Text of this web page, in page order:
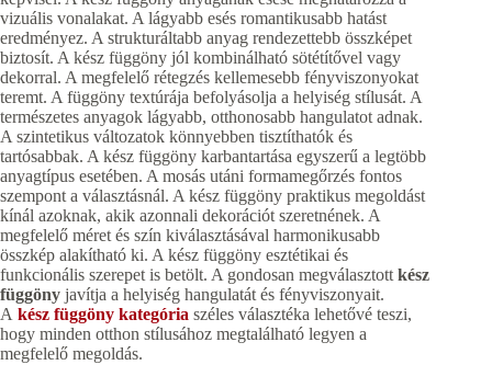
vizuális vonalakat. A lágyabb esés romantikusabb hatást
eredményez. A strukturáltabb anyag rendezettebb összképet
biztosít. A kész függöny jól kombinálható sötétítővel vagy
dekorral. A megfelelő rétegzés kellemesebb fényviszonyokat
teremt. A függöny textúrája befolyásolja a helyiség stílusát. A
természetes anyagok lágyabb, otthonosabb hangulatot adnak.
A szintetikus változatok könnyebben tisztíthatók és
tartósabbak. A kész függöny karbantartása egyszerű a legtöbb
anyagtípus esetében. A mosás utáni formamegőrzés fontos
szempont a választásnál. A kész függöny praktikus megoldást
kínál azoknak, akik azonnali dekorációt szeretnének. A
megfelelő méret és szín kiválasztásával harmonikusabb
összkép alakítható ki. A kész függöny esztétikai és
funkcionális szerepet is betölt. A gondosan megválasztottkész
függöny javítja a helyiség hangulatát és fényviszonyait.
A kész függöny kategória széles választéka lehetővé teszi,
hogy minden otthon stílusához megtalálható legyen a
megfelelő megoldás.